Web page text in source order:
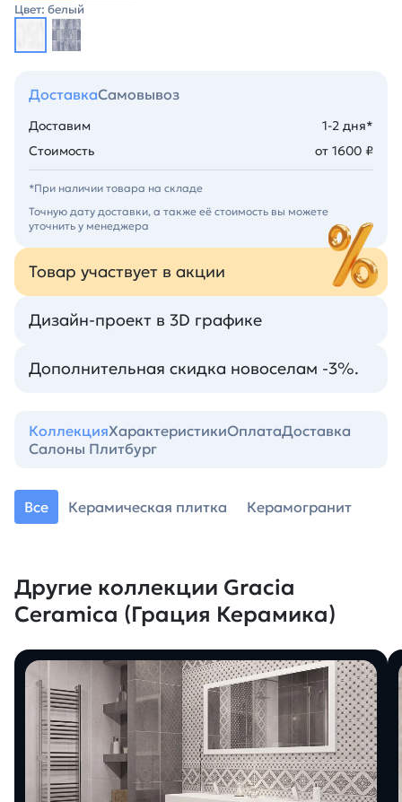
Цвет: белый
ДоставкаСамовывоз
Доставим
1-2 дня*
Стоимость
от 1600 ₽
*При наличии товара на складе
Точную дату доставки, а также её стоимость вы можете
уточнить у менеджера
Товар участвует в акции
Дизайн-проект в 3D графике
Дополнительная скидка новоселам -3%.
КоллекцияХарактеристикиОплатаДоставка
Салоны Плитбург
Все Керамическая плитка Керамогранит
Другие коллекции Gracia
Ceramica (Грация Керамика)